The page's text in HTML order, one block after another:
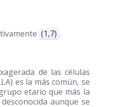
(1,7) .
de las células
es la más común, se
etario que más la
aunque se